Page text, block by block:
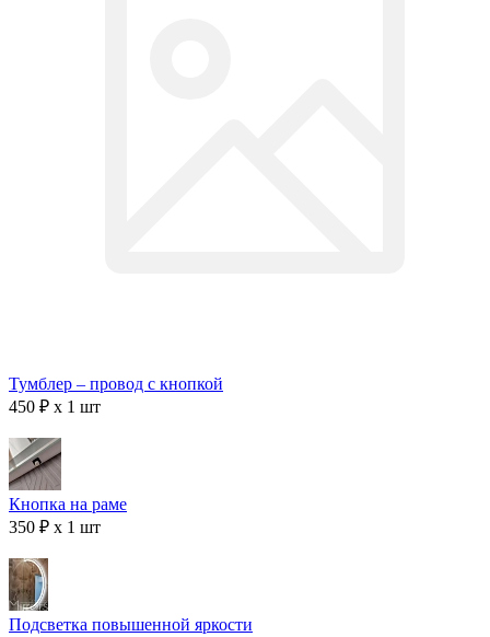
Тумблер – провод с кнопкой
450 ₽ x 1 шт
Кнопка на раме
350 ₽ x 1 шт
Подсветка повышенной яркости